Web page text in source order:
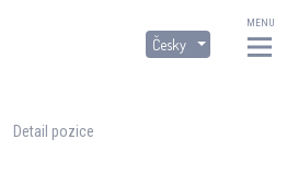
MENU
Česky
Detail pozice